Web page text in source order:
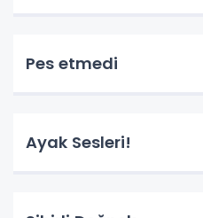
Pes etmedi
Ayak Sesleri!